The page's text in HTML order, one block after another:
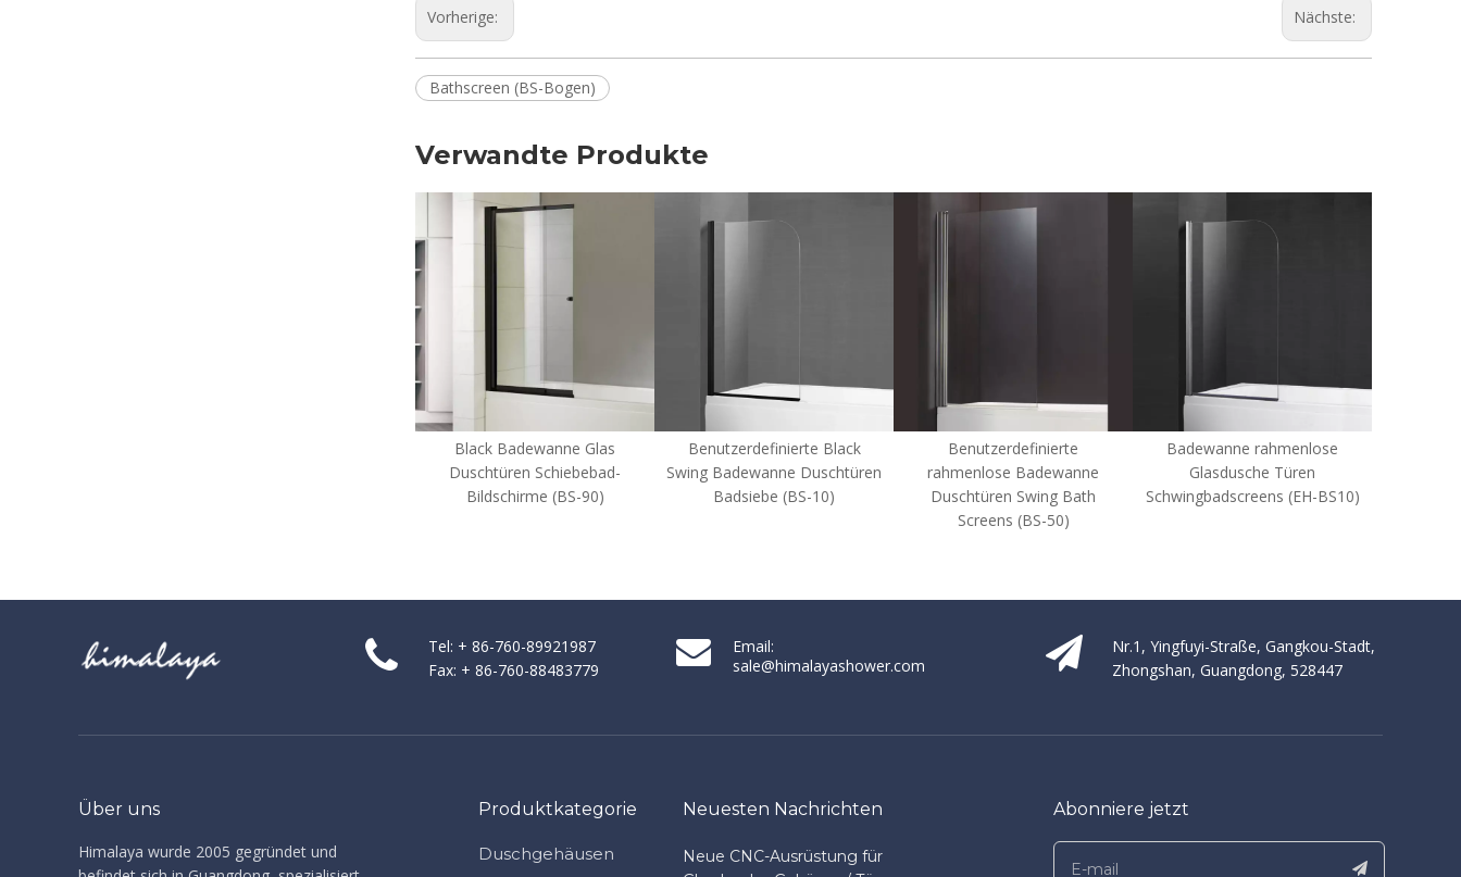
Vorherige: Nächste:
Bathscreen (BS-Bogen)
Verwandte Produkte
Duschtüren Schiebebad-
Benutzerdefinierte Black
Swing Badewanne Duschtüren
Badsiebe (BS-10)
Benutzerdefinierte
rahmenlose Badewanne
Duschtüren Swing Bath
Badewanne rahmenlose
Glasdusche Türen
Schwingbadscreens (EH-BS10)
Benutzerdefinierte Glas-
Badewannen-Duschtüren
gekrümmte Badschirme (BS-
Tel: + 86-760-89921987
Fax: + 86-760-88483779
Email:
sale@himalayashower.com
Nr.1, Yingfuyi-Straße, Gangkou-Stadt,
Zhongshan, Guangdong, 528447
Über uns
Himalaya wurde 2005 gegründet und
Produktkategorie
Duschgehäusen
Neuesten Nachrichten
Neue CNC-Ausrüstung für
Abonniere jetzt